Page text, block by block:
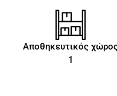
Αποθηκευτικός
1